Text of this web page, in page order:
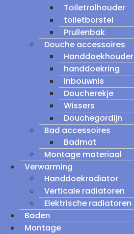
Toiletrolhouder
toiletborstel
Prullenbak
Douche accessoires
Handdoekhouder
handdoekring
Inbouwnis
Doucherekje
Wissers
Douchegordijn
Bad accessoires
Badmat
Montage materiaal
Verwarming
Handdoekradiator
Verticale radiatoren
Elektrische radiatoren
Baden
Montage